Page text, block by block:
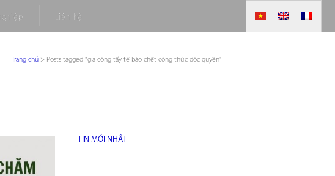
Liên hệ
Trang chủ > Posts tagged "gia công tẩy tế bào chết công thức độc quyền"
TIN MỚI NHẤT